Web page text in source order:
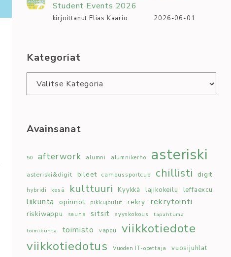
Student Events 2026
kirjoittanut Elias Kaario 2026-06-01
Kategoriat
Kategoriat
Avainsanat
50 afterwork alumni alumnikerho asteriski
asteriski&digit bileet campussportcup chillisti digit
hybridi kesä kulttuuri Kyykkä lajikokeilu leffaexcu
liikunta opinnot pikkujoulut rekry rekrytointi
riskiwappu sauna sitsit syyskokous tapahtuma
toimikunta toimisto vappu
viikkotiedote
viikkotiedotus
Vuoden IT-opettaja vuosijuhlat